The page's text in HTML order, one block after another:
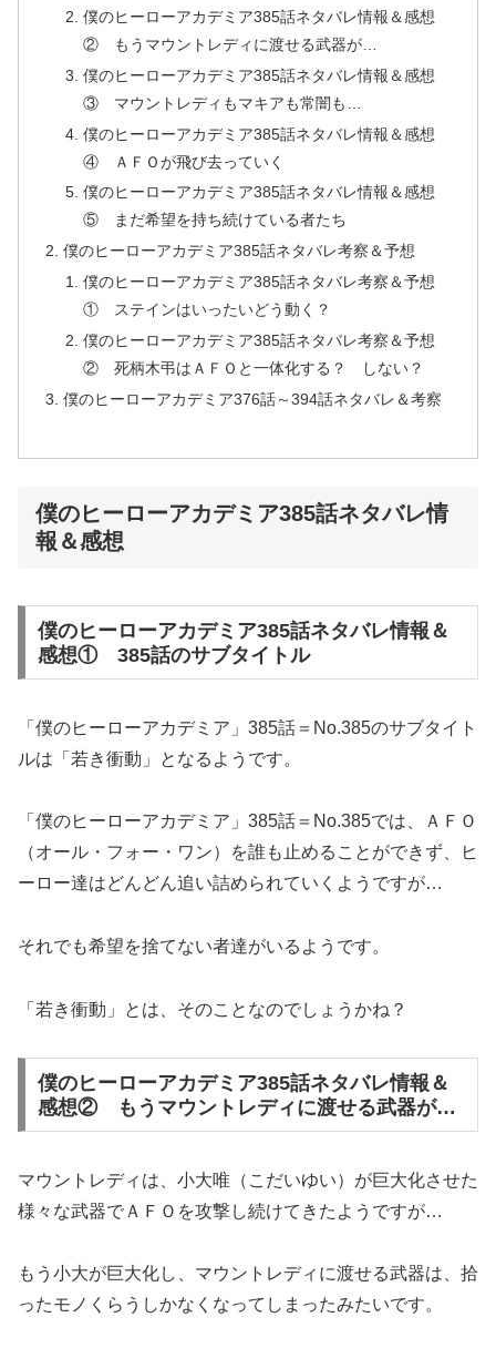
僕のヒーローアカデミア385話ネタバレ情報＆感想
② もうマウントレディに渡せる武器が…
僕のヒーローアカデミア385話ネタバレ情報＆感想
③ マウントレディもマキアも常闇も…
僕のヒーローアカデミア385話ネタバレ情報＆感想
④ ＡＦＯが飛び去っていく
僕のヒーローアカデミア385話ネタバレ情報＆感想
⑤ まだ希望を持ち続けている者たち
僕のヒーローアカデミア385話ネタバレ考察＆予想
僕のヒーローアカデミア385話ネタバレ考察＆予想
① ステインはいったいどう動く？
僕のヒーローアカデミア385話ネタバレ考察＆予想
② 死柄木弔はＡＦＯと一体化する？ しない？
僕のヒーローアカデミア376話～394話ネタバレ＆考察
僕のヒーローアカデミア385話ネタバレ情
報＆感想
僕のヒーローアカデミア385話ネタバレ情報＆
感想① 385話のサブタイトル
「僕のヒーローアカデミア」385話＝No.385のサブタイト
ルは「若き衝動」となるようです。
「僕のヒーローアカデミア」385話＝No.385では、ＡＦＯ
（オール・フォー・ワン）を誰も止めることができず、ヒ
ーロー達はどんどん追い詰められていくようですが…
それでも希望を捨てない者達がいるようです。
「若き衝動」とは、そのことなのでしょうかね？
僕のヒーローアカデミア385話ネタバレ情報＆
感想② もうマウントレディに渡せる武器が…
マウントレディは、小大唯（こだいゆい）が巨大化させた
様々な武器でＡＦＯを攻撃し続けてきたようですが…
もう小大が巨大化し、マウントレディに渡せる武器は、拾
ったモノくらうしかなくなってしまったみたいです。